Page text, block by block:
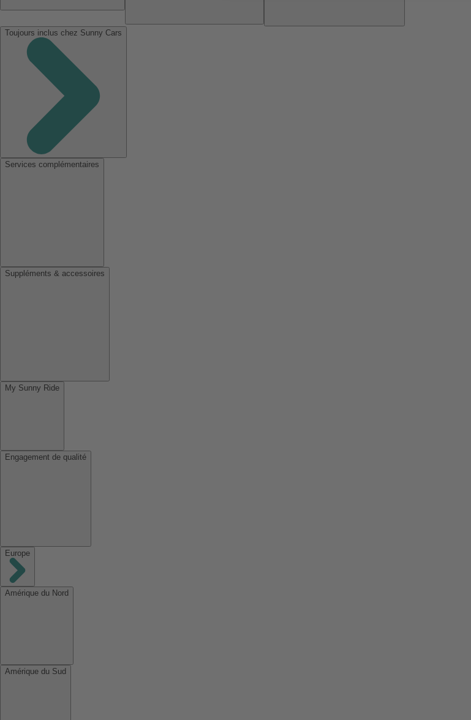
Toujours inclus chez Sunny Cars
Services complémentaires
Suppléments & accessoires
My Sunny Ride
Engagement de qualité
Europe
Amérique du Nord
Amérique du Sud